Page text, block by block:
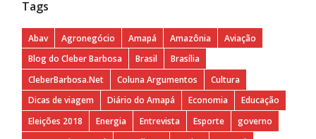
Tags
Abav Agronegócio Amapá Amazônia
Aviação
Blog do Cleber Barbosa
Brasil
Brasília
CleberBarbosa.Net
Coluna Argumentos
Cultura
Dicas de viagem
Diário do Amapá Economia
Educação
Eleições 2018
Energia Entrevista Esporte
governo